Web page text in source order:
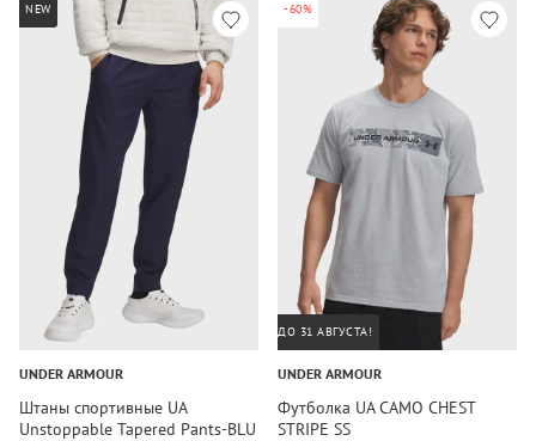
NEW
UNDER ARMOUR
Штаны спортивные UA
Unstoppable Tapered Pants-BLU
-60%
ДО 31 АВГУСТА!
UNDER ARMOUR
Футболка UA CAMO CHEST
STRIPE SS